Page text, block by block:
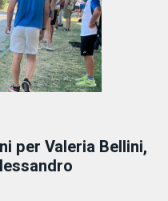
per Valeria Bellini,